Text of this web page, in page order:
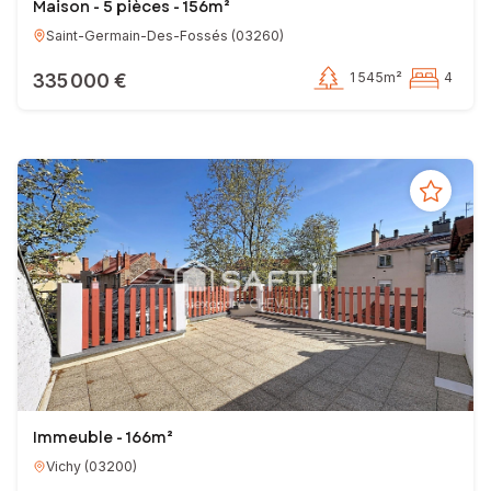
Maison - 5 pièces - 156m²
Saint-Germain-Des-Fossés (03260)
335 000 € 1 545m² 4
Immeuble - 166m²
Vichy (03200)